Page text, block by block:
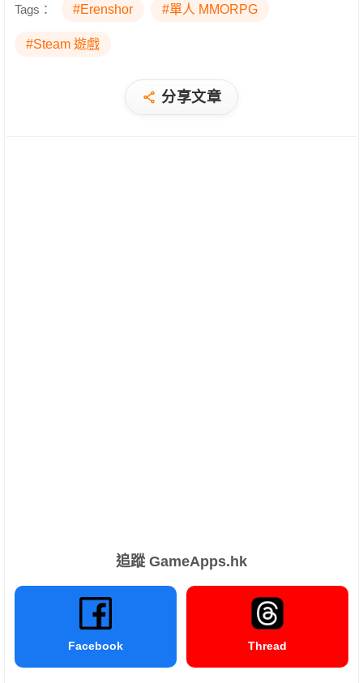
Tags： #Erenshor #單人 MMORPG
#Steam 遊戲
分享文章
追蹤 GameApps.hk
Facebook Thread